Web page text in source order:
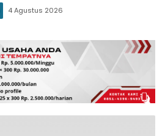
4 Agustus 2026